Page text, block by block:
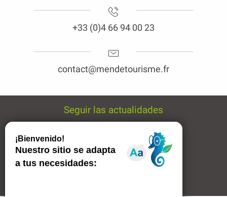
+33 (0)4 66 94 00 23
contact@mendetourisme.fr
Seguir las actualidades
Boletín de noticias